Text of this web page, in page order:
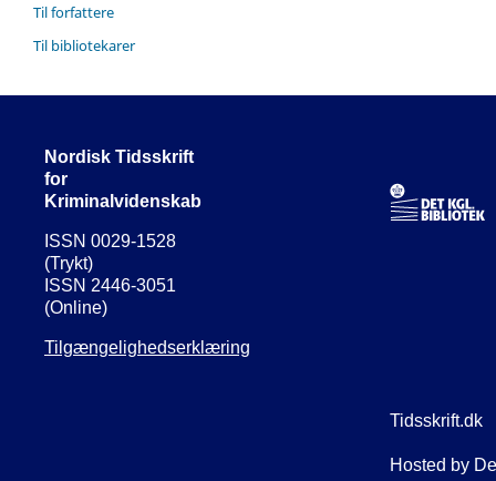
Til forfattere
Til bibliotekarer
Nordisk Tidsskrift
for
Kriminalvidenskab
ISSN 0029-1528
(Trykt)
ISSN 2446-3051
(Online)
Tilgængelighedserklæring